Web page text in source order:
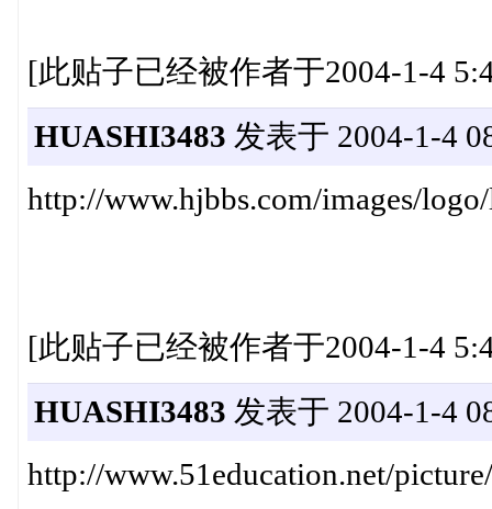
[此贴子已经被作者于2004-1-4
HUASHI3483 发表于 2004-1-4
http://www.hjbbs.com/images/
[此贴子已经被作者于2004-1-4
HUASHI3483 发表于 2004-1-4
http://www.51education.net/